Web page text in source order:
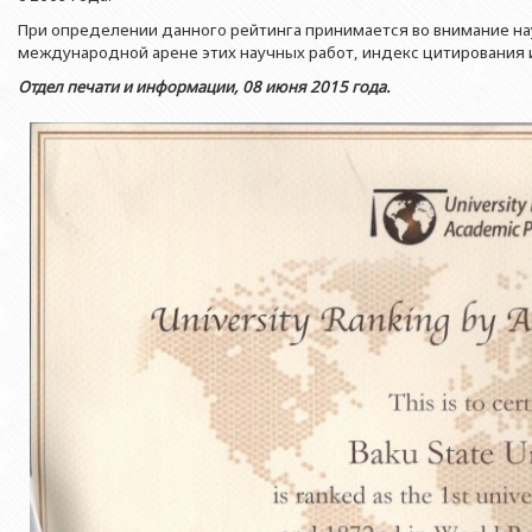
Почетные доктора
Образование в БГУ
Перечень специальностей
Служба психологической помощи
Культурно-творческий центр
Спортивно-оздоровительный
Издательство
Филологический
Факультет
Факультет
Факультет
Факультет Теология
Факультет
Юридическое
образования
Азербайджанской
Юридическое
и образования
При определении данного рейтинга принимается во внимание
международной арене этих научных работ, индекс цитирования
Отдел печати и информации, 08 июня 2015 года.